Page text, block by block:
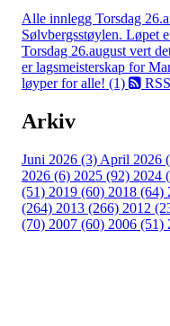
Alle innlegg Torsdag
Sølvbergsstøylen. Løpet
Torsdag 26.august vert
er lagsmeisterskap for
løyper for alle! (1)
RSS
Arkiv
Juni 2026 (3) April 2026
2026 (6) 2025 (92) 2024
(51) 2019 (60) 2018 (64)
(264) 2013 (266) 2012
(70) 2007 (60) 2006 (51)